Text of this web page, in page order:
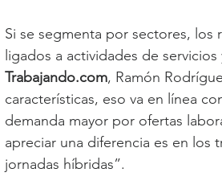
Si se segmenta por sectores,
ligados a actividades de
Trabajando.com, Ramón
características, eso va en línea
demanda mayor por ofertas
apreciar una diferencia es en los
jornadas híbridas”.